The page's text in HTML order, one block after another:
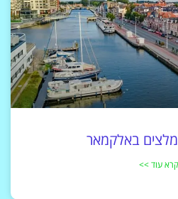
באלקמאר
קרא עוד >>